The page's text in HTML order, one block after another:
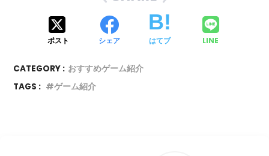
ポスト シェア はてブ LINE
CATEGORY : おすすめゲーム紹介
TAGS :
ゲーム紹介